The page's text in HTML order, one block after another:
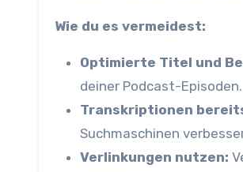
Wie du es vermeidest:
Optimierte Titel und
deiner Podcast-Episoden.
Transkriptionen
Suchmaschinen
Verlinkungen nutzen: